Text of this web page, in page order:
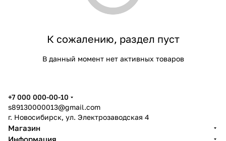
К сожалению, раздел пуст
В данный момент нет активных товаров
+7 000 000-00-10
s89130000013@gmail.com
г. Новосибирск, ул. Электрозаводская 4
Магазин
Информация